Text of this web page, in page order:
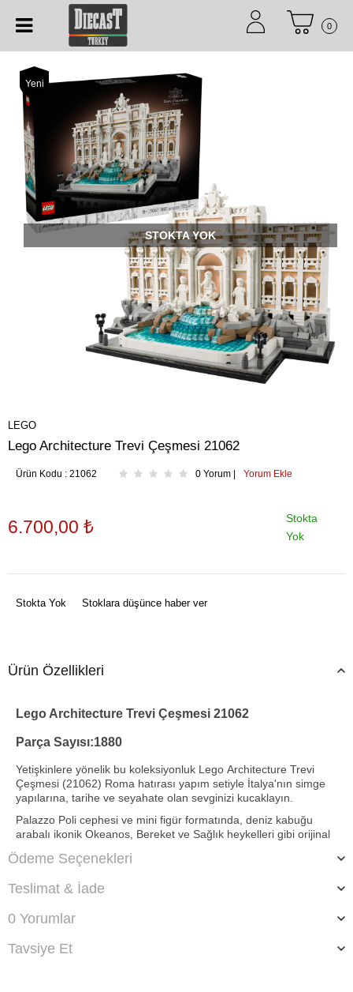
0
Yeni
STOKTA YOK
LEGO
Lego Architecture Trevi Çeşmesi 21062
Ürün Kodu : 21062 0 Yorum | Yorum Ekle
6.700,00 ₺
Stokta
Yok
Stokta Yok Stoklara düşünce haber ver
Ürün Özellikleri
Lego Architecture Trevi Çeşmesi 21062
Parça Sayısı:1880
Yetişkinlere yönelik bu koleksiyonluk Lego Architecture Trevi
Çeşmesi (21062) Roma hatırası yapım setiyle İtalya'nın simge
yapılarına, tarihe ve seyahate olan sevginizi kucaklayın.
Palazzo Poli cephesi ve mini figür formatında, deniz kabuğu
arabalı ikonik Okeanos, Bereket ve Sağlık heykelleri gibi orijinal
deneyimleyin.
Ayrıca sudaki hipokampuslar ve Tritonlar, yan tarafındaki küçük
masa sergileme modelini tamamlar. LEGO Architecture
serisinden bu set, size veya tarihi, sanatı, seyahati veya İtalya’yı
seven tüm yaratıcı yetişkinlere hitap edecektir, ayrıca her mimari
meraklısının sahip olmaktan gurur duyacağı mükemmel bir
Ödeme Seçenekleri
Teslimat & İade
0 Yorumlar
Tavsiye Et